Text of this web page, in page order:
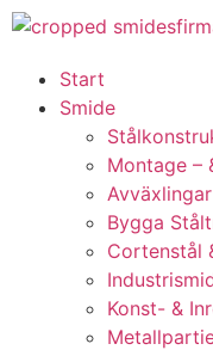
Start
Smide
Montage –
Bygga
Cortenstål
Konst- &